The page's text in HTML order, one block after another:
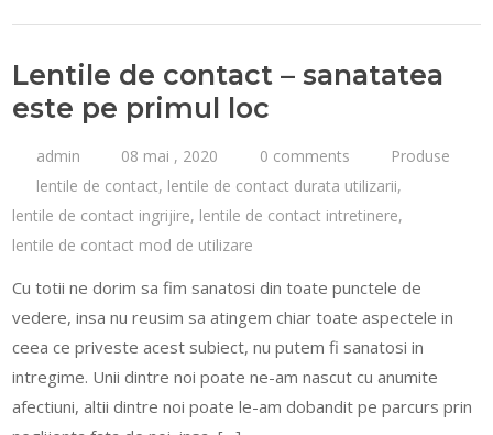
Lentile de contact – sanatatea
este pe primul loc
admin 08 mai , 2020 0 comments
Produse
lentile de contact, lentile de contact durata utilizarii,
lentile de contact ingrijire, lentile de contact intretinere,
lentile de contact mod de utilizare
Cu totii ne dorim sa fim sanatosi din toate punctele de
vedere, insa nu reusim sa atingem chiar toate aspectele in
ceea ce priveste acest subiect, nu putem fi sanatosi in
intregime. Unii dintre noi poate ne-am nascut cu anumite
afectiuni, altii dintre noi poate le-am dobandit pe parcurs prin